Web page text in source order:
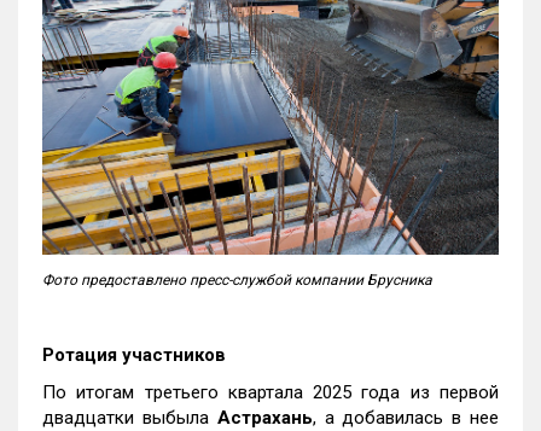
Фото предоставлено пресс-службой компании Брусника
Ротация участников
По итогам третьего квартала 2025 года из первой
двадцатки выбыла Астрахань, а добавилась в нее